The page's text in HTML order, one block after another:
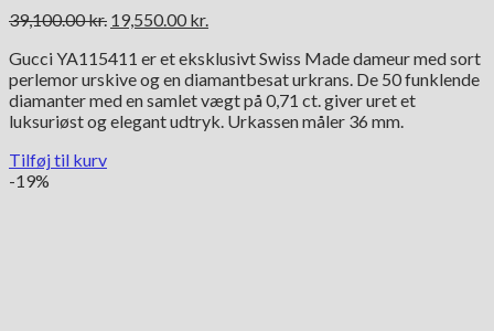
39,100.00kr. Den
pris
var:
39,100.00 kr..
19,550.00 kr.
pris
er:
19,550.00 kr..
Gucci YA115411 er et eksklusivt Swiss Made dameur med sort
perlemor urskive og en diamantbesat urkrans. De 50 funklende
diamanter med en samlet vægt på 0,71 ct. giver uret et
luksuriøst og elegant udtryk. Urkassen måler 36 mm.
Tilføj til kurv
-19%